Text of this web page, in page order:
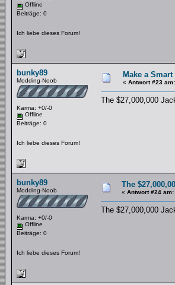
Offline
Beiträge: 0
Ich liebe dieses Forum!
bunky89
Modding-Noob
Karma: +0/-0
Offline
Beiträge: 0
Ich liebe dieses Forum!
Make a
« Antwort #23 am:
The $27,000,000
bunky89
Modding-Noob
Karma: +0/-0
Offline
Beiträge: 0
Ich liebe dieses Forum!
The
« Antwort #24 am:
The $27,000,000